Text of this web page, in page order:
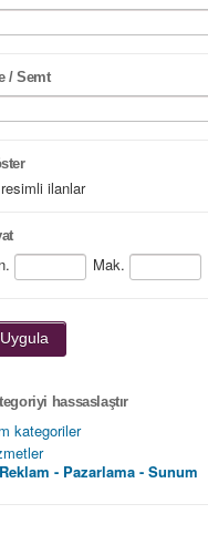
/ Semt
resimli ilanlar
Mak.
Uygula
hassaslaştır
kategoriler
Reklam - Pazarlama - Sunum